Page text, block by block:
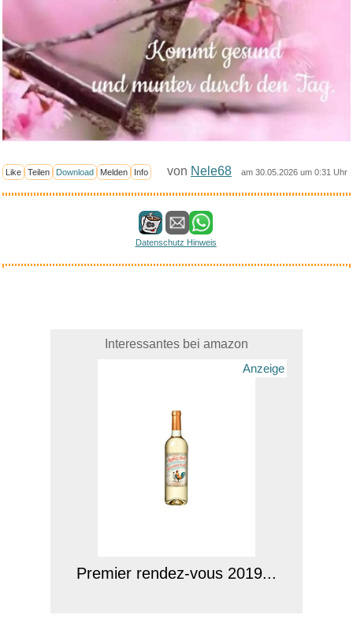
Like Teilen Download Melden Info von Nele68 am 30.05.2026 um 0:31 Uhr
Datenschutz Hinweis
Interessantes bei amazon
Anzeige
Premier rendez-vous 2019...